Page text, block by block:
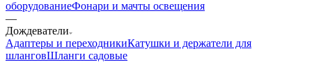
оборудованиеФонари и мачты освещения
—
Дождеватели
Адаптеры и переходникиКатушки и держатели для
шланговШланги садовые